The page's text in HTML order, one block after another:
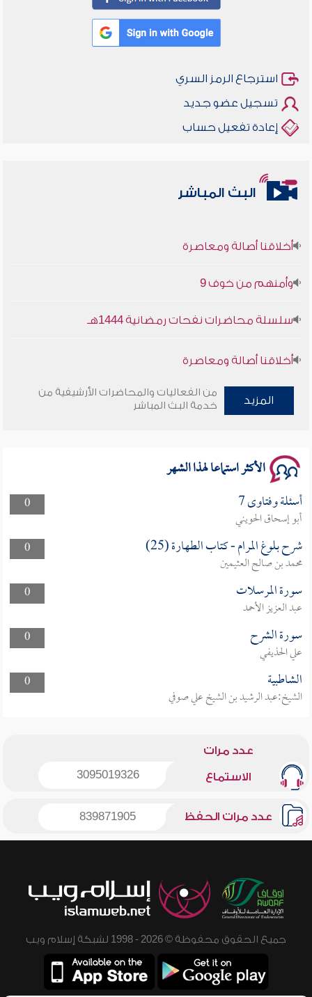
استرجاع الرمز السري
تسجيل عضو جديد
إعادة تفعيل حساب
البث المباشر
أخلاقنا أصالة ومعاصرة
وأمنهم من خوف 9
سلسلة محاضرات نفحات رمضانية 1444هـ
أخلاقنا أصالة ومعاصرة
وأمنهم من خوف 9
المزيد
من الفعاليات والمحاضرات الأرشيفية من
خدمة البث المباشر
الأكثر استماعا لهذا الشهر
0 أسئلة وفتاوى 7
أبو إسحاق الحويني
0
شرح بلوغ المرام - كتاب الطهارة (25)
محمد بن صالح العثيمين
0
سورة المرسلات
عبد العزيز الأحمد
0
سورة الشرح
علي الحذيفي
0
الشاطبية
الشيخ:عبد الرشيد بن الشيخ علي صوفي
عدد مرات
الاستماع 3095019326
عدد مرات الحفظ 839871905
جميع الحقوق محفوظة © 2026 - 1998 لشبكة إسلام ويب